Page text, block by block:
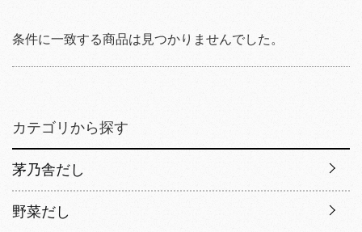
条件に一致する商品は見つかりませんでした。
カテゴリから探す
茅乃舎だし
野菜だし